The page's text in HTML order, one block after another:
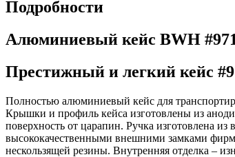
Подробности
Алюминиевый кейс BWH
Престижный и легкий кейс
Полностью алюминиевый кейс для
Крышки и профиль кейса изготовлены из
поверхность от царапин. Ручка изготовлена
высококачественными внешними замками
нескользящей резины. Внутренняя отделка –